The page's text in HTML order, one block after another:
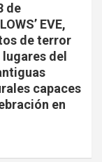
de
EVE,
de terror
del
capaces
en